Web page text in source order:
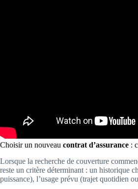
Choisir un nouveau contrat d’assurance :
Lorsque la recherche de couverture
reste un critère déterminant : un historique
puissance), l’usage prévu (trajet quotidien